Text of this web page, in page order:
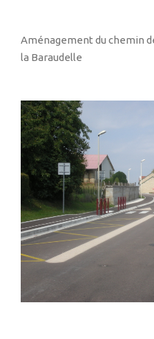
Aménagement du chemin
la Baraudelle